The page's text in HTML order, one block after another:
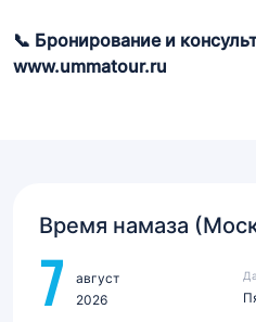
📞 Бронирование и
www.ummatour.ru
Время намаза
7
август
2026